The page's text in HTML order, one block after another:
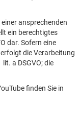
ansprechenden
ein berechtigtes
dar. Sofern eine
die Verarbeitung
a DSGVO; die
finden Sie in